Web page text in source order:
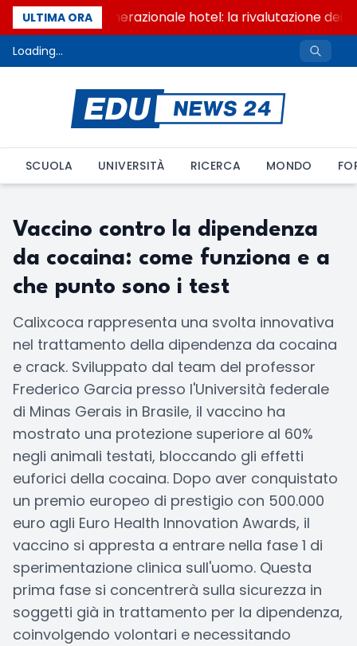
ULTIMA ORA
Passaggio generazionale hotel: la rivalutazione dei
Loading...
SCUOLA UNIVERSITÀ RICERCA MONDO
Vaccino contro la dipendenza
da cocaina: come funziona e a
che punto sono i test
Calixcoca rappresenta una svolta innovativa
nel trattamento della dipendenza da cocaina
e crack. Sviluppato dal team del professor
Frederico Garcia presso l'Università federale
di Minas Gerais in Brasile, il vaccino ha
mostrato una protezione superiore al 60%
negli animali testati, bloccando gli effetti
euforici della cocaina. Dopo aver conquistato
un premio europeo di prestigio con 500.000
euro agli Euro Health Innovation Awards, il
vaccino si appresta a entrare nella fase 1 di
sperimentazione clinica sull'uomo. Questa
prima fase si concentrerà sulla sicurezza in
soggetti già in trattamento per la dipendenza,
coinvolgendo volontari e necessitando